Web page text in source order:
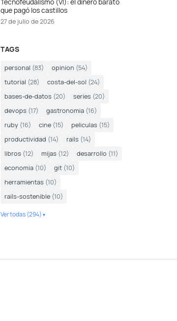
que pagó los castillos
27 de julio de 2026
TAGS
personal (83) opinion (54)
tutorial (28) costa-del-sol (24)
bases-de-datos (20) series (20)
devops (17) gastronomia (16)
ruby (16) cine (15) peliculas (15)
productividad (14) rails (14)
libros (12) mijas (12) desarrollo (11)
economia (10) git (10)
herramientas (10)
rails-sostenible (10)
Ver todas (294)